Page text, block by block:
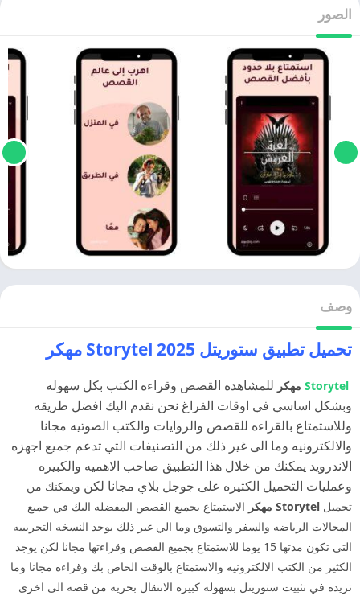
الصور
وصف
تحميل تطبيق ستوريتل 2025 Storytel مهكر
Storytel مهكر للمشاهده القصص وقراءه الكتب بكل سهوله
وبشكل اساسي في اوقات الفراغ نحن نقدم اليك افضل طريقه
وللاستمتاع بالقراءه للقصص والروايات والكتب الصوتيه مجانا
والالكترونيه وما الى غير ذلك من التصنيفات التي تدعم جميع اجهزه
الاندرويد يمكنك من خلال هذا التطبيق صاحب الاهميه والكبيره
وعمليات التحميل الكثيره على جوجل بلاي مجانا لكن ويمكنك من
تحميل Storytel مهكر
الاستمتاع بجميع القصص المفضله اليك في جميع
المجالات الرياضه والسفر والتسوق وما الي غير ذلك يوجد النسخه التجريبيه
التي تكون مدتها 15 يوما للاستمتاع بجميع القصص وقراءتها مجانا لكن يوجد
الكثير من الكتب الالكترونيه والاستمتاع بالوقت الخاص بك وقراءه مجانا وما
تريده في تثبيت ستوريتل بسهوله كبيره الانتقال بحريه من قصه الى اخرى